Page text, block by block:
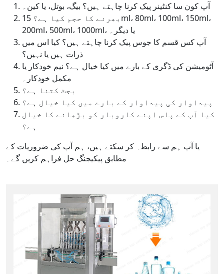
آپ کون سا کنٹینر پیک کرنا چاہتے ہیں؟ بیگ، بوتل، یا کین۔
بھرنے کا حجم کیا ہے؟ 15ml، 80ml، 100ml، 150ml،
200ml، 500ml، 1000ml، یا دیگر۔
آپ کس قسم کا جوس پیک کرنا چاہتے ہیں؟ کیا اس میں
ذرات ہیں یا نہیں؟
آٹومیشن کی ڈگری کے بارے میں کیا خیال ہے؟ نیم خودکار یا
مکمل خودکار۔
بجٹ کتنا ہے؟
پیداوار کی پیداوار کے بارے میں کیا خیال ہے؟
کیا آپ کے پاس اپنے کاروبار کو بڑھانے کا خیال
ہے؟
یا آپ ہم سے رابطہ کر سکتے ہیں، ہم آپ کی ضروریات کے
مطابق پیکیجنگ حل فراہم کریں گے۔